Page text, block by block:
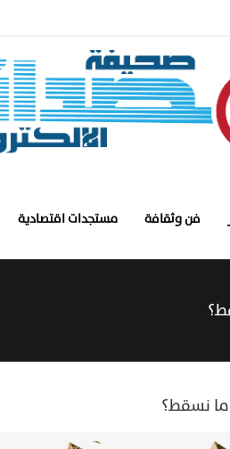
فن وثقافة مستجدات اقتصادية
نسقط؟